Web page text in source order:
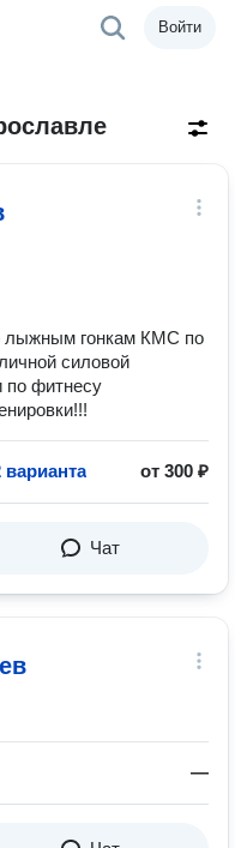
Войти
лыжным гонкам КМС по
силовой
по фитнесу
от 300 ₽
Чат
—